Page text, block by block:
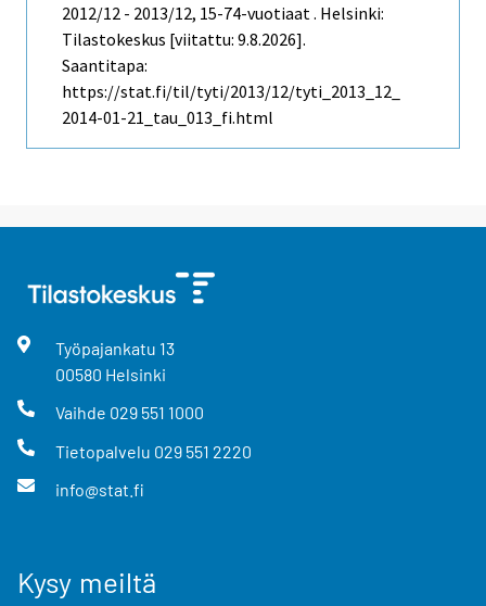
2012/12 - 2013/12, 15-74-vuotiaat . Helsinki:
Tilastokeskus [viitattu: 9.8.2026].
Saantitapa:
https://stat.fi/til/tyti/2013/12/tyti_2013_12_
2014-01-21_tau_013_fi.html
Työpajankatu 13
00580 Helsinki
Vaihde 029 551 1000
Tietopalvelu 029 551 2220
info@stat.fi
Kysy meiltä